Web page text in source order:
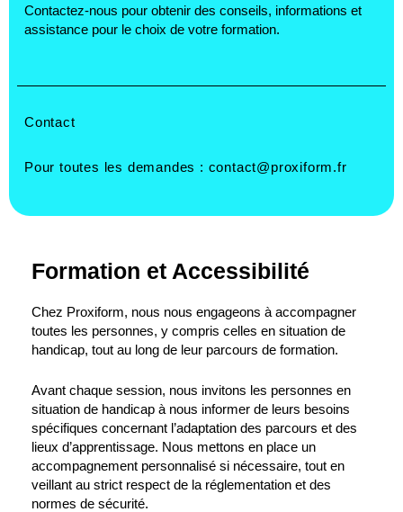
Contactez-nous pour obtenir des conseils, informations et
assistance pour le choix de votre formation.
Contact
Pour toutes les demandes : contact@proxiform.fr
Formation et Accessibilité
Chez Proxiform, nous nous engageons à accompagner
toutes les personnes, y compris celles en situation de
handicap, tout au long de leur parcours de formation.
Avant chaque session, nous invitons les personnes en
situation de handicap à nous informer de leurs besoins
spécifiques concernant l’adaptation des parcours et des
lieux d’apprentissage. Nous mettons en place un
accompagnement personnalisé si nécessaire, tout en
veillant au strict respect de la réglementation et des
normes de sécurité.